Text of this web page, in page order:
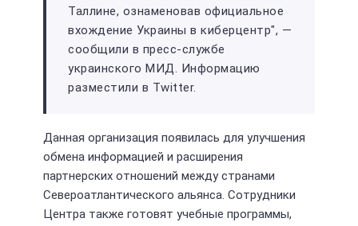
Таллине, ознаменовав официальное
вхождение Украины в киберцентр", —
сообщили в пресс-службе
украинского МИД. Информацию
разместили в Twitter.
Данная организация появилась для улучшения
обмена информацией и расширения
партнерских отношений между странами
Североатлантического альянса. Сотрудники
Центра также готовят учебные программы,